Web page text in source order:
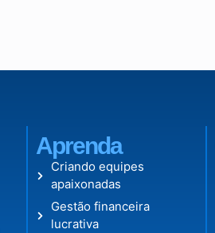
Aprenda
Criando equipes
apaixonadas
Gestão financeira
lucrativa